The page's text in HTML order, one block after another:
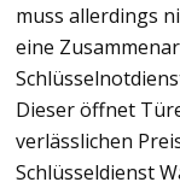
muss allerdings
eine
Dieser öffnet
verlässlichen
Schlüsseldienst